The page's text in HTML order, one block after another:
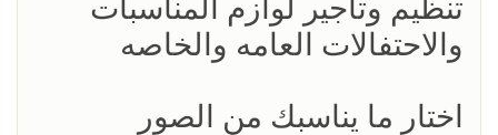
تنظيم وتأجير لوازم المناسبات
والاحتفالات العامه والخاصه
اختار ما يناسبك من الصور